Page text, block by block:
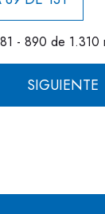
- 890 de 1.310
SIGUIENTE